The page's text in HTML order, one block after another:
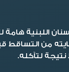
الأسنان
من التساقط
لتآكله.